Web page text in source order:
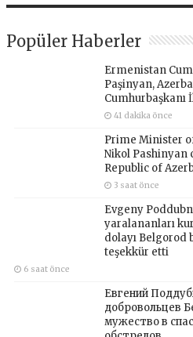
Popüler Haberler
Ermenistan
Paşinyan,
Cumhurbaşkanı
41 dakika önce
Prime Minister
Nikol Pashinyan
Republic of
3 saat önce
Evgeny
yaralananları
dolayı
teşekkür etti
6 saat önce
Евгений
добровольцев
мужество в